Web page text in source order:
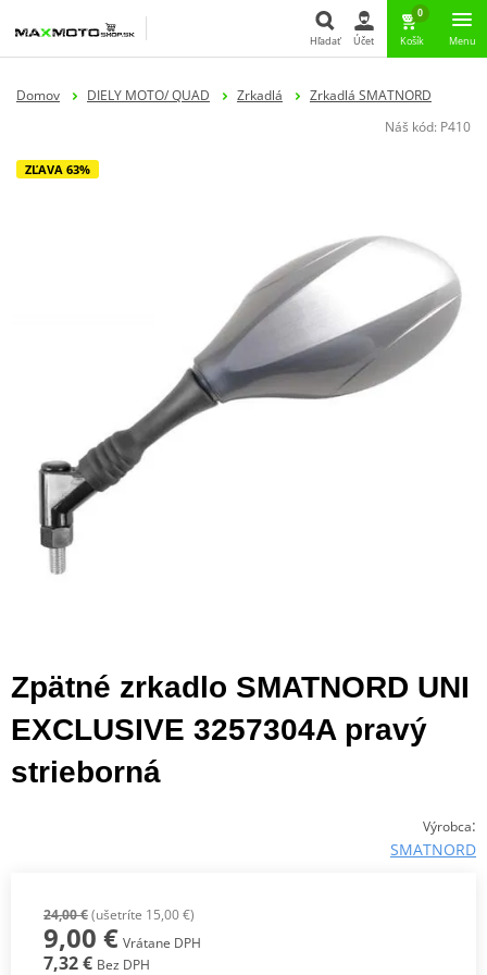
Hľadať
Hľadať Účet
0
Košík Menu
Domov DIELY MOTO/ QUAD Zrkadlá
Zrkadlá SMATNORD
Náš kód: P410
ZĽAVA 63%
Zpätné zrkadlo SMATNORD UNI
EXCLUSIVE 3257304A pravý
strieborná
Výrobca:
SMATNORD
24,00 €(ušetríte 15,00 €)
9,00 € Vrátane DPH
7,32 € Bez DPH